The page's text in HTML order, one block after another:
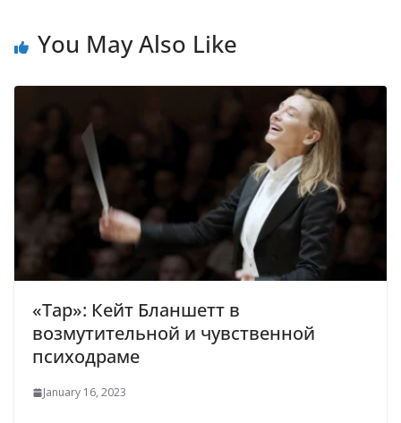
You May Also Like
«Тар»: Кейт Бланшетт в
возмутительной и чувственной
психодраме
January 16, 2023